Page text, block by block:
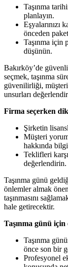
Taşınma
planlayın.
Eşyalarınızı
önceden
Taşınma için
düşünün.
Bakırköy’de
seçmek, taşınma
güvenilirliği,
unsurları
Firma seçerken
Şirketin
Müşteri
hakkında
Teklifleri
değerlendirin.
Taşınma günü
önlemler almak
taşınmasını
hale getirecektir.
Taşınma günü
Taşınma
önce son bir
Profesyonel